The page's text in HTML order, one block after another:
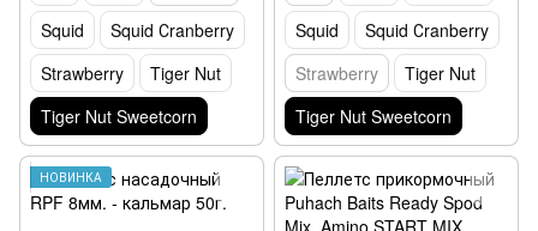
Squid
Squid Сranberry
Strawberry
Tiger Nut
Tiger Nut Sweetcorn
Squid
Squid Сranberry
Strawberry
Tiger Nut
Tiger Nut Sweetcorn
НОВИНКА